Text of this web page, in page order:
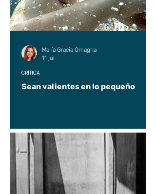
Sean valientes en lo pequeño
CRÍTICA
María Gracia Omagna
11 jul